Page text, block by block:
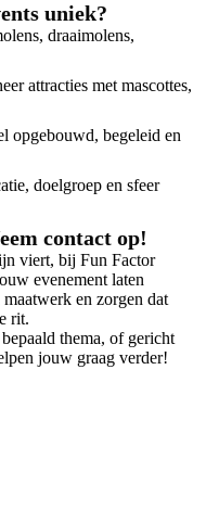
uniek?
draaimolens,
attracties met mascottes,
opgebouwd, begeleid en
doelgroep en sfeer
contact op!
viert, bij Fun Factor
evenement laten
en zorgen dat
rit.
thema, of gericht
jouw graag verder!